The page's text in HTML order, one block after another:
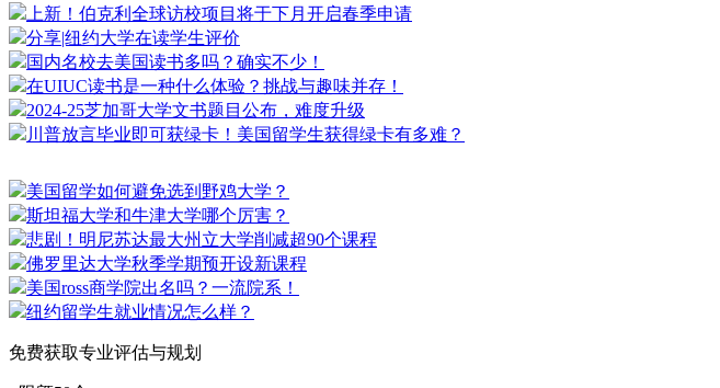
上新！伯克利全球访校项目将于下月开启春季申请
分享|纽约大学在读学生评价
国内名校去美国读书多吗？确实不少！
在UIUC读书是一种什么体验？挑战与趣味并存！
2024-25芝加哥大学文书题目公布，难度升级
川普放言毕业即可获绿卡！美国留学生获得绿卡有多难？
美国留学如何避免选到野鸡大学？
斯坦福大学和牛津大学哪个厉害？
悲剧！明尼苏达最大州立大学削减超90个课程
佛罗里达大学秋季学期预开设新课程
美国ross商学院出名吗？一流院系！
纽约留学生就业情况怎么样？
免费获取专业评估与规划